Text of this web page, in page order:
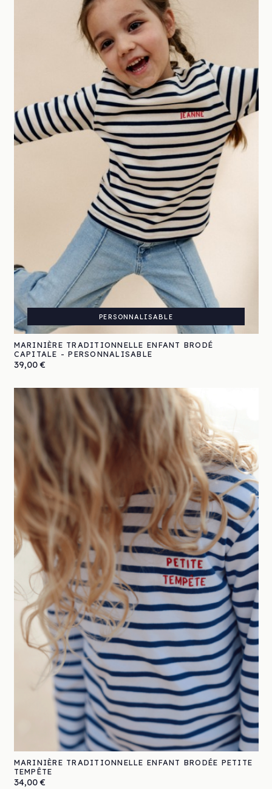
PERSONNALISABLE
MARINIÈRE TRADITIONNELLE ENFANT BRODÉ
CAPITALE - PERSONNALISABLE
Prix
39,00 €
MARINIÈRE TRADITIONNELLE ENFANT BRODÉE PETITE
TEMPÊTE
Prix
34,00 €